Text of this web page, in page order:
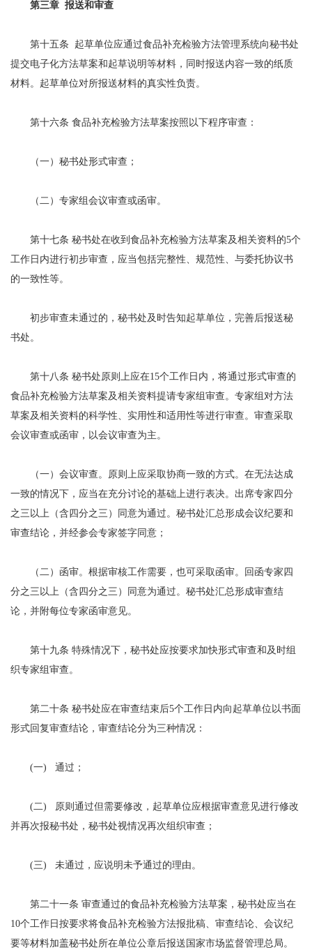
第三章 报送和审查
第十五条 起草单位应通过食品补充检验方法管理系统向秘书处
提交电子化方法草案和起草说明等材料，同时报送内容一致的纸质
材料。起草单位对所报送材料的真实性负责。
第十六条 食品补充检验方法草案按照以下程序审查：
（一）秘书处形式审查；
（二）专家组会议审查或函审。
第十七条 秘书处在收到食品补充检验方法草案及相关资料的5个
工作日内进行初步审查，应当包括完整性、规范性、与委托协议书
的一致性等。
初步审查未通过的，秘书处及时告知起草单位，完善后报送秘
书处。
第十八条 秘书处原则上应在15个工作日内，将通过形式审查的
食品补充检验方法草案及相关资料提请专家组审查。专家组对方法
草案及相关资料的科学性、实用性和适用性等进行审查。审查采取
会议审查或函审，以会议审查为主。
（一）会议审查。原则上应采取协商一致的方式。在无法达成
一致的情况下，应当在充分讨论的基础上进行表决。出席专家四分
之三以上（含四分之三）同意为通过。秘书处汇总形成会议纪要和
审查结论，并经参会专家签字同意；
（二）函审。根据审核工作需要，也可采取函审。回函专家四
分之三以上（含四分之三）同意为通过。秘书处汇总形成审查结
论，并附每位专家函审意见。
第十九条 特殊情况下，秘书处应按要求加快形式审查和及时组
织专家组审查。
第二十条 秘书处应在审查结束后5个工作日内向起草单位以书面
形式回复审查结论，审查结论分为三种情况：
(一) 通过；
(二)
原则通过但需要修改，起草单位应根据审查意见进行修改
并再次报秘书处，秘书处视情况再次组织审查；
(三) 未通过，应说明未予通过的理由。
第二十一条 审查通过的食品补充检验方法草案，秘书处应当在
10个工作日按要求将食品补充检验方法报批稿、审查结论、会议纪
要等材料加盖秘书处所在单位公章后报送国家市场监督管理总局。